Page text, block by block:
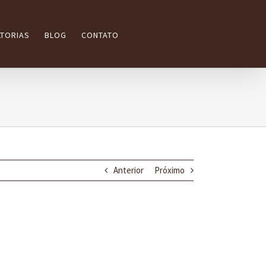
BLOG CONTATO
Anterior Próximo